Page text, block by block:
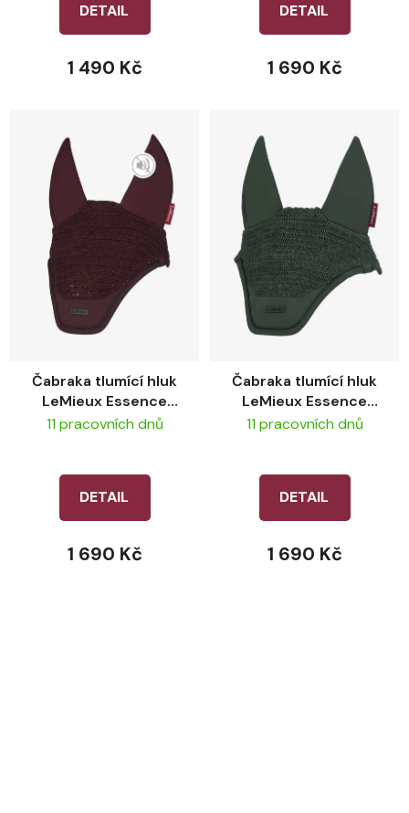
DETAIL
1 490 Kč
DETAIL
1 690 Kč
Čabraka tlumící hluk
LeMieux Essence
Acoustic Damson
11 pracovních dnů
DETAIL
1 690 Kč
Čabraka tlumící hluk
LeMieux Essence
Acoustic Pine Green
11 pracovních dnů
DETAIL
1 690 Kč